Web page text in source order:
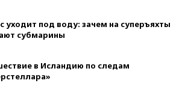
уходит под воду: зачем на суперъяхты
субмарины
в Исландию по следам